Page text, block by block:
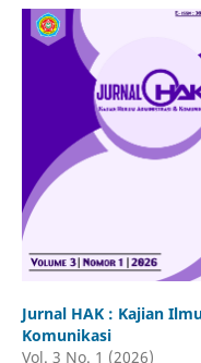
Jurnal HAK : Kajian
Komunikasi
Vol. 3 No. 1 (2026)